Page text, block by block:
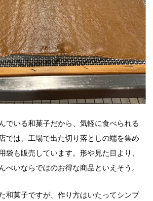
でいる和菓子だから、気軽に食べられる
では、工場で出た切り落としの端を集め
袋も販売しています。形や見た目より、
べいならではのお得な商品といえそう。
和菓子ですが、作り方はいたってシンプ